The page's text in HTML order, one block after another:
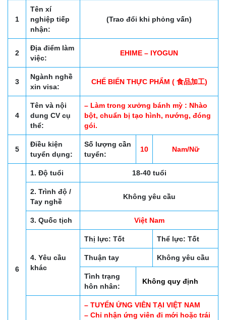
1
Tên xí
nghiệp tiếp
nhận:
(Trao đổi khi phỏng vấn)
2
Địa điểm làm
việc:
EHIME – IYOGUN
3
Ngành nghề
xin visa:
CHẾ BIẾN THỰC PHẨM ( 食品加工)
4
Tên và nội
dung CV cụ
thể:
– Làm trong xưởng bánh mỳ : Nhào
bột, chuẩn bị tạo hình, nướng, đóng
gói.
5
Điều kiện
tuyển dụng:
Số lượng cần
tuyển:
10 Nam/Nữ
6
1. Độ tuổi 18-40 tuổi
2. Trình độ /
Tay nghề
Không yêu cầu
3. Quốc tịch Việt Nam
4. Yêu cầu
khác
Thị lực: Tốt Thể lực: Tốt
Thuận tay Không yêu cầu
Tình trạng
hôn nhân:
Không quy định
– TUYỂN ỨNG VIÊN TẠI VIỆT NAM
– Chỉ nhận ứng viên đi mới hoặc trái